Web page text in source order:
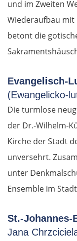
und im Zweiten
Wiederaufbau
betont die
Evangelisch-
(Ewangelicko-
Die turmlose
der Dr.-Wilhelm-
Kirche der Stadt
unversehrt.
unter
Ensemble im
St.-
Jana